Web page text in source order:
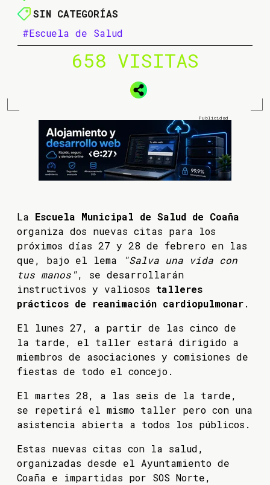
SIN CATEGORÍAS
#Escuela de Salud
658 VISITAS
La Escuela Municipal de Salud de Coaña
organiza dos nuevas citas para los
próximos días 27 y 28 de febrero en las
que, bajo el lema
"Salva una vida con
tus manos", se desarrollarán
instructivos y valiosos talleres
prácticos de reanimación cardiopulmonar.
El lunes 27, a partir de las cinco de
la tarde, el taller estará dirigido a
miembros de asociaciones y comisiones de
fiestas de todo el concejo.
El martes 28, a las seis de la tarde,
se repetirá el mismo taller pero con una
asistencia abierta a todos los públicos.
Estas nuevas citas con la salud,
organizadas desde el Ayuntamiento de
Coaña e impartidas por SOS Norte,